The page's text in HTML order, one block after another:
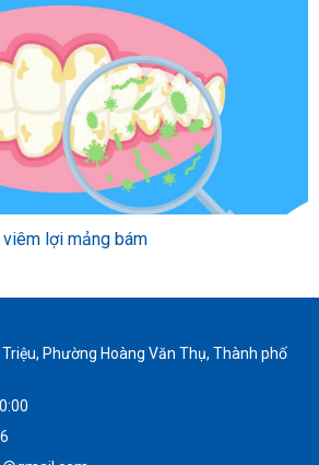
lợi mảng bám
Phường Hoàng Văn Thụ, Thành phố